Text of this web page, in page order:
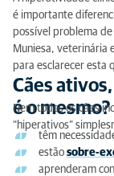
Cães
Há raças
Por que
O meu
posso fazer?
Como
é importante
possível problema
Muniesa, veterinária
para esclarecer esta
Cães
é o mesmo?
Nem todos os cães
“hiperativos”
têm
estão sobre-
aprenderam